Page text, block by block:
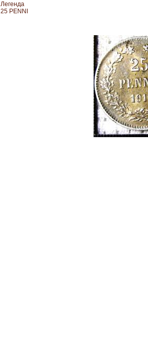
Легенда
25 PENNI